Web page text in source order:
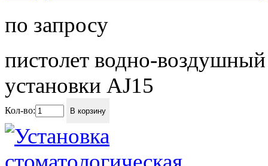
по запросу
пистолет водно-
установки AJ15
Кол-во: В корзину